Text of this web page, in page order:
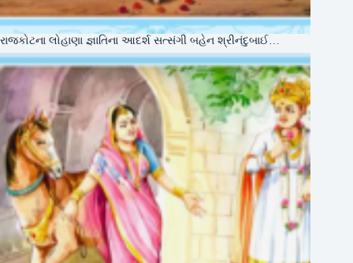
રાજકોટના લોહાણા જ્ઞાતિના આદર્શ સત્સંગી બહેન શ્રીનંદુબાઈ…